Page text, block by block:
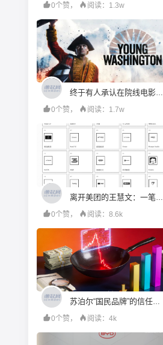
0个赞，
阅读：1.3w
终于有人承认在院线电影里用 AI 了，未来的电影，还有“含 AI 量”为零的可能吗？
0个赞，
阅读：1.7w
离开美团的王慧文：一笔投资赚20倍，押中24家AI公司
0个赞，
阅读：8.6k
苏泊尔“国民品牌”的信任，是如何被一步步透支的
0个赞，
阅读：4k